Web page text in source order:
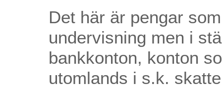
Det här är pengar
undervisning men i
bankkonton, konton
utomlands i s.k.